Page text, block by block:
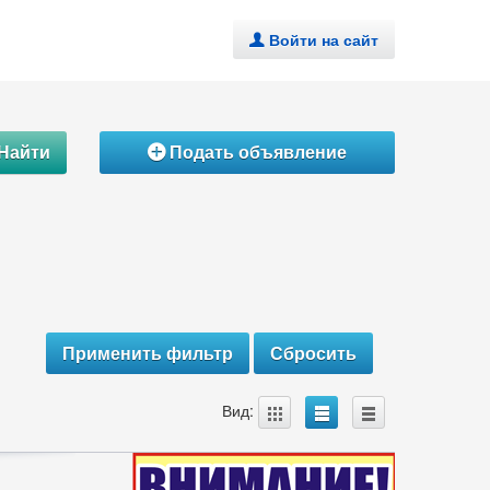
. Войти на сайт
ÁПодать объявление
Вид: A B C